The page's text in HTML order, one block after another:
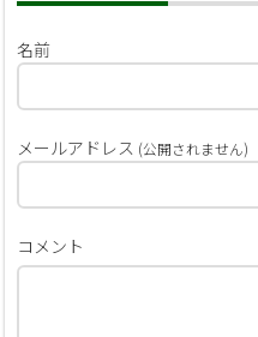
名前
メールアドレス (公開されません)
コメント